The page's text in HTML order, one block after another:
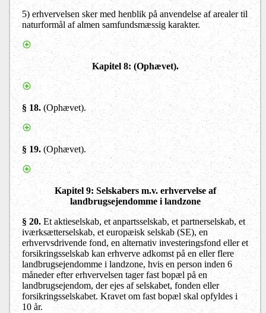
5)erhvervelsen sker med henblik på anvendelse af arealer til
naturformål af almen samfundsmæssig karakter.
Kapitel 8: (Ophævet).
§ 18. (Ophævet).
§ 19. (Ophævet).
Kapitel 9: Selskabers m.v. erhvervelse af
landbrugsejendomme i landzone
§ 20. Et aktieselskab, et anpartsselskab, et partnerselskab, et
iværksætterselskab, et europæisk selskab (SE), en
erhvervsdrivende fond, en alternativ investeringsfond eller et
forsikringsselskab kan erhverve adkomst på en eller flere
landbrugsejendomme i landzone, hvis en person inden 6
måneder efter erhvervelsen tager fast bopæl på en
landbrugsejendom, der ejes af selskabet, fonden eller
forsikringsselskabet. Kravet om fast bopæl skal opfyldes i
10 år.